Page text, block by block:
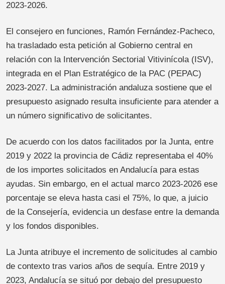
2023-2026.
El consejero en funciones, Ramón Fernández-Pacheco,
ha trasladado esta petición al Gobierno central en
relación con la Intervención Sectorial Vitivinícola (ISV),
integrada en el Plan Estratégico de la PAC (PEPAC)
2023-2027. La administración andaluza sostiene que el
presupuesto asignado resulta insuficiente para atender a
un número significativo de solicitantes.
De acuerdo con los datos facilitados por la Junta, entre
2019 y 2022 la provincia de Cádiz representaba el 40%
de los importes solicitados en Andalucía para estas
ayudas. Sin embargo, en el actual marco 2023-2026 ese
porcentaje se eleva hasta casi el 75%, lo que, a juicio
de la Consejería, evidencia un desfase entre la demanda
y los fondos disponibles.
La Junta atribuye el incremento de solicitudes al cambio
de contexto tras varios años de sequía. Entre 2019 y
2023, Andalucía se situó por debajo del presupuesto